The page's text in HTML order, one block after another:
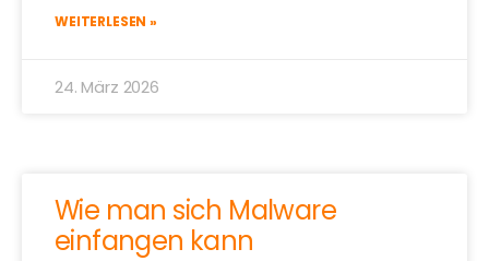
WEITERLESEN »
24. März 2026
Wie man sich Malware
einfangen kann